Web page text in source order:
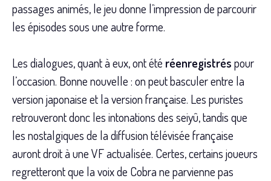
passages animés, le jeu donne l’impression de parcourir
les épisodes sous une autre forme.
Les dialogues, quant à eux, ont été réenregistréspour
l’occasion. Bonne nouvelle : on peut basculer entre la
version japonaise et la version française. Les puristes
retrouveront donc les intonations des seiyû, tandis que
les nostalgiques de la diffusion télévisée française
auront droit à une VF actualisée. Certes, certains joueurs
regretteront que la voix de Cobra ne parvienne pas